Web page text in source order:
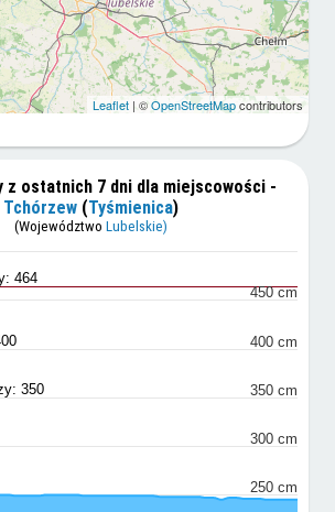
Leaflet | ©OpenStreetMapcontributors
z ostatnich 7 dni dla miejscowości -
Tchórzew (Tyśmienica)
(Województwo Lubelskie)
350
464
250 cm
300 cm
350 cm
400 cm
450 cm